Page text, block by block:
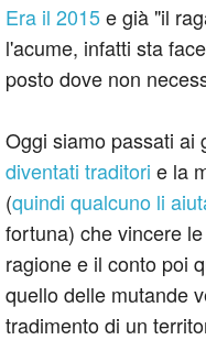
Era il 2015e già "il
l'acume, infatti sta
posto dove non
Oggi siamo passati ai
diventati traditori e la
(quindi qualcuno li
fortuna) che vincere
ragione e il conto poi
quello delle mutande
tradimento di un